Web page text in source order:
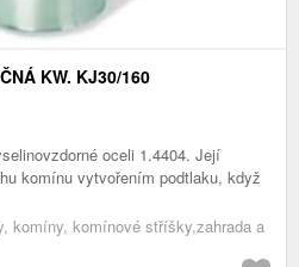
KW. KJ30/160
oceli 1.4404. Její
komínu vytvořením podtlaku, když
komíny, komínové stříšky,zahrada a